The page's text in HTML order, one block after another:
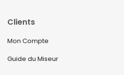
Clients
Mon Compte
Guide du Miseur